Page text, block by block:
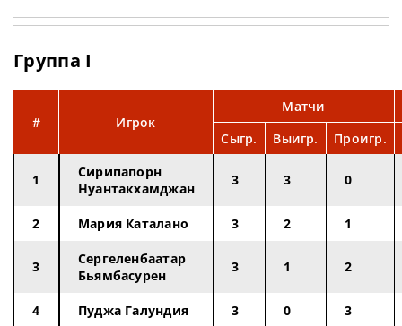
Группа I
# Игрок
Матчи
Сыгр.
Выигр. Проигр.
1
Сирипапорн
Нуантакхамджан
3 3 0
2 Мария Каталано 3 2 1
3
Сергеленбаатар
Бьямбасурен
3 1 2
4 Пуджа Галундия 3 0 3